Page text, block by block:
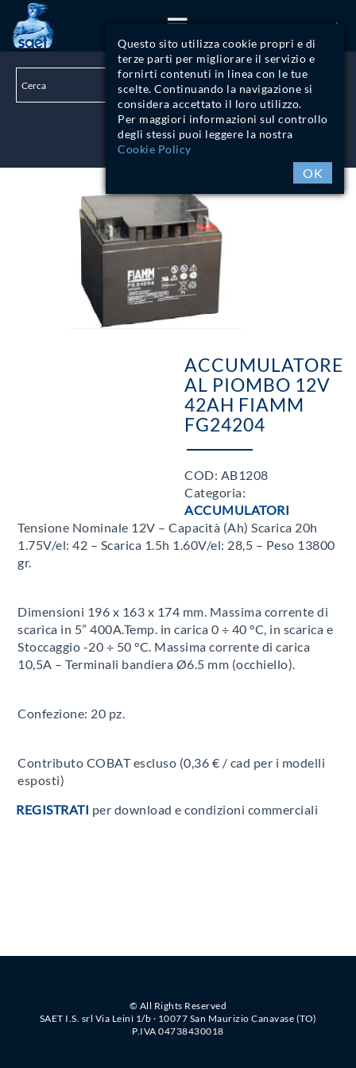
Questo sito utilizza cookie propri e di
terze parti per migliorare il servizio e
fornirti contenuti in linea con le tue
scelte. Continuando la navigazione si
considera accettato il loro utilizzo.
Per maggiori informazioni sul controllo
degli stessi puoi leggere la nostra
Cookie Policy
OK
ACCUMULATORE
AL PIOMBO 12V
42AH FIAMM
FG24204
COD: AB1208
Categoria:
ACCUMULATORI
Tensione Nominale 12V – Capacità (Ah) Scarica 20h
1.75V/el: 42 – Scarica 1.5h 1.60V/el: 28,5 – Peso 13800
gr.
Dimensioni 196 x 163 x 174 mm. Massima corrente di
scarica in 5” 400A.Temp. in carica 0 ÷ 40 °C, in scarica e
Stoccaggio -20 ÷ 50 °C. Massima corrente di carica
10,5A – Terminali bandiera Ø6.5 mm (occhiello).
Confezione: 20 pz.
Contributo COBAT escluso (0,36 € / cad per i modelli
esposti)
REGISTRATI per download e condizioni commerciali
© All Rights Reserved
SAET I.S. srl Via Leinì 1/b · 10077 San Maurizio Canavase (TO)
P.IVA 04738430018